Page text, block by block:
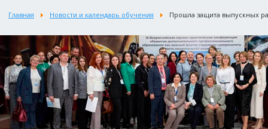
Главная Новости и календарь обучения Прошла защита выпускных